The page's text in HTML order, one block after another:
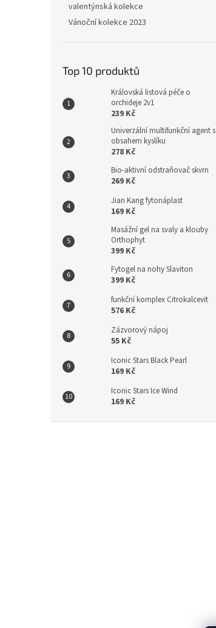
valentýnská kolekce
Vánoční kolekce 2023
Top 10 produktů
Královská listová péče o
orchideje 2v1
239 Kč
Univerzální multifunkční agent s
obsahem kyslíku
278 Kč
Bio-aktivní odstraňovač skvrn
269 Kč
Jian Kang fytonáplast
169 Kč
Masážní gel na svaly a klouby
Orthophyt
399 Kč
Fytogel na nohy Slaviton
399 Kč
funkční komplex Citrokalcevit
576 Kč
Zázvorový nápoj
55 Kč
Iconic Stars Black Pearl
169 Kč
Iconic Stars Ice Wind
169 Kč